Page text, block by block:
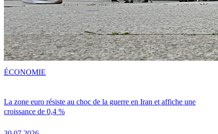
La zone euro résiste au choc de la guerre en Iran et affiche une
croissance de 0,4 %
ÉCONOMIE